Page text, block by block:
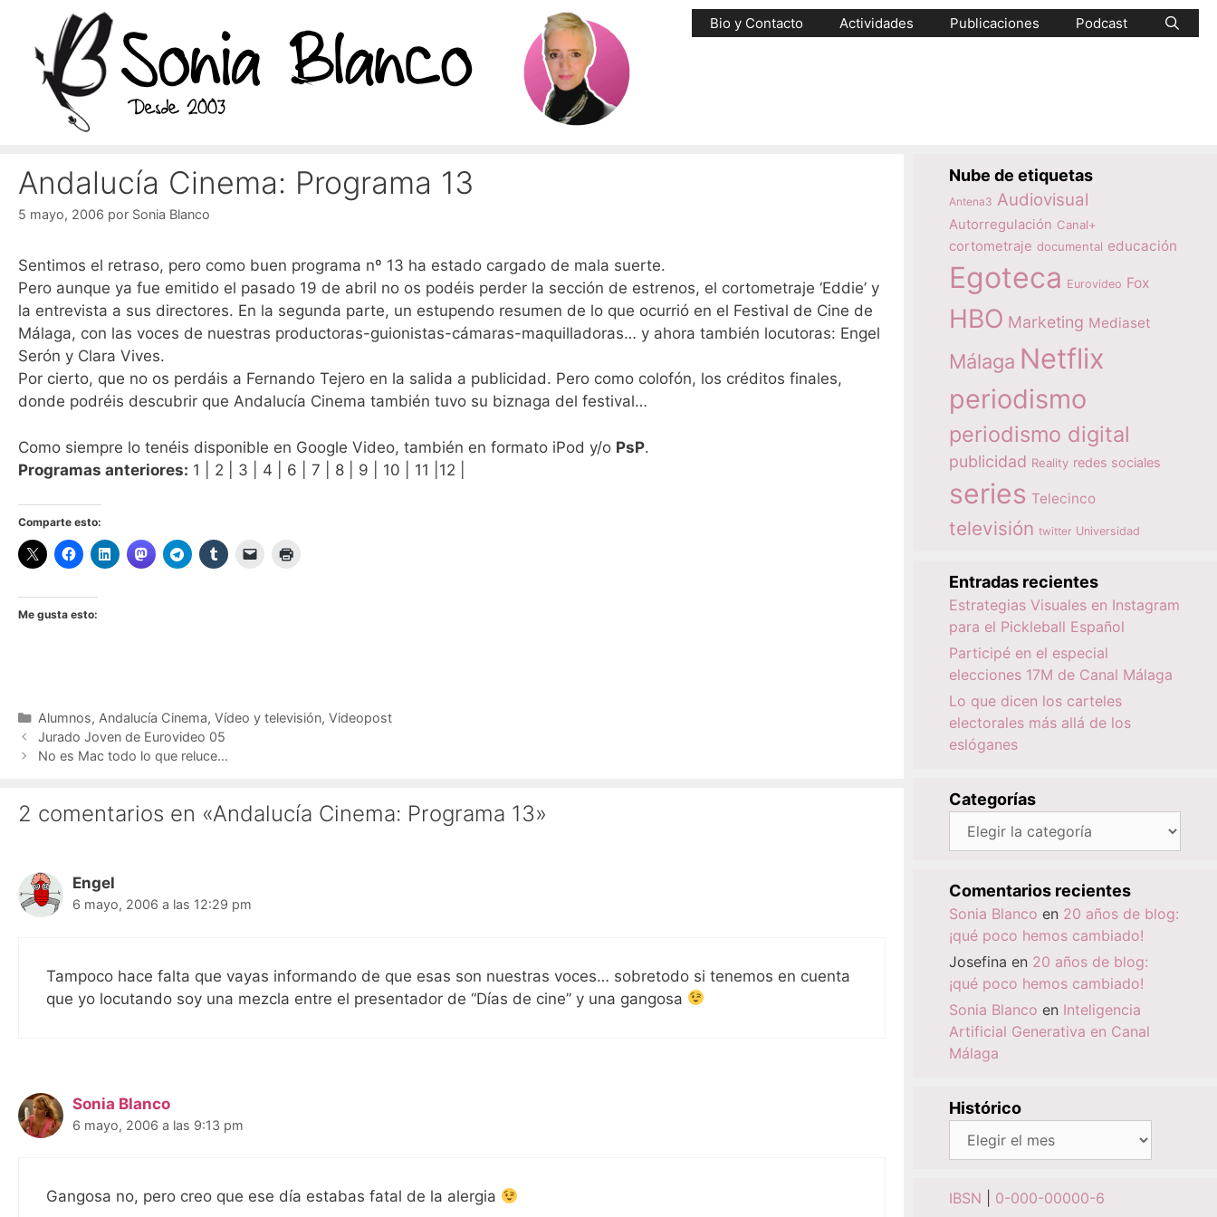
contenido
Bio y Contacto Actividades Publicaciones Podcast
Andalucía Cinema: Programa 13
5 mayo, 2006 por Sonia Blanco
Sentimos el retraso, pero como buen programa nº 13 ha estado cargado de mala suerte.
Pero aunque ya fue emitido el pasado 19 de abril no os podéis perder la sección de estrenos, el cortometraje ‘Eddie’ y
la entrevista a sus directores. En la segunda parte, un estupendo resumen de lo que ocurrió en el Festival de Cine de
Málaga, con las voces de nuestras productoras-guionistas-cámaras-maquilladoras… y ahora también locutoras: Engel
Serón y Clara Vives.
Por cierto, que no os perdáis a Fernando Tejero en la salida a publicidad. Pero como colofón, los créditos finales,
donde podréis descubrir que Andalucía Cinema también tuvo su biznaga del festival…
Como siempre lo tenéis disponible en Google Video, también en formato iPod y/o PsP.
Programas anteriores: 1 | 2 | 3 | 4 | 6 | 7 | 8 | 9 | 10 | 11 |12 |
Comparte esto:
Me gusta esto:
Categorías
Alumnos, Andalucía Cinema, Vídeo y televisión, Videopost
Jurado Joven de Eurovideo 05
No es Mac todo lo que reluce…
2 comentarios en «Andalucía Cinema: Programa 13»
Engel
6 mayo, 2006 a las 12:29 pm
Tampoco hace falta que vayas informando de que esas son nuestras voces… sobretodo si tenemos en cuenta
que yo locutando soy una mezcla entre el presentador de “Días de cine” y una gangosa
Sonia Blanco
6 mayo, 2006 a las 9:13 pm
Gangosa no, pero creo que ese día estabas fatal de la alergia
Nube de etiquetas
Antena3 Audiovisual
Autorregulación Canal+
cortometraje documental educación
Egoteca Eurovideo Fox
HBO Marketing Mediaset
Málaga Netflix
periodismo
periodismo digital
publicidad Reality redes sociales
series Telecinco
televisión twitter Universidad
Entradas recientes
Estrategias Visuales en Instagram
para el Pickleball Español
Participé en el especial
elecciones 17M de Canal Málaga
Lo que dicen los carteles
electorales más allá de los
eslóganes
Categorías
Categorías
Comentarios recientes
Sonia Blanco en 20 años de blog:
¡qué poco hemos cambiado!
Josefina en 20 años de blog:
¡qué poco hemos cambiado!
Sonia Blanco en Inteligencia
Artificial Generativa en Canal
Málaga
Histórico
Histórico
IBSN 0-000-00000-6